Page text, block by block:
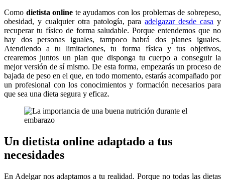
Como dietista online te ayudamos con los problemas de sobrepeso,
obesidad, y cualquier otra patología, paraadelgazar desde casa y
recuperar tu físico de forma saludable. Porque entendemos que no
hay dos personas iguales, tampoco habrá dos planes iguales.
Atendiendo a tu limitaciones, tu forma física y tus objetivos,
crearemos juntos un plan que disponga tu cuerpo a conseguir la
mejor versión de sí mismo. De esta forma, empezarás un proceso de
bajada de peso en el que, en todo momento, estarás acompañado por
un profesional con los conocimientos y formación necesarios para
que sea una dieta segura y eficaz.
Un dietista online adaptado a tus
necesidades
En Adelgar nos adaptamos a tu realidad. Porque no todas las dietas